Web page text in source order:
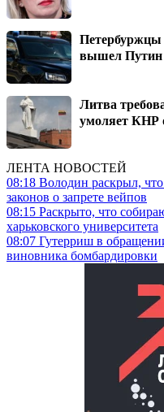
Петербуржцы
вышел Путин
Литва
умоляет КНР
ЛЕНТА НОВОСТЕЙ
08:18 Володин раскрыл,
законов о запрете вейпов
08:15 Раскрыто, что
харьковского университета
08:07 Гутерриш в
виновника бомбардировки